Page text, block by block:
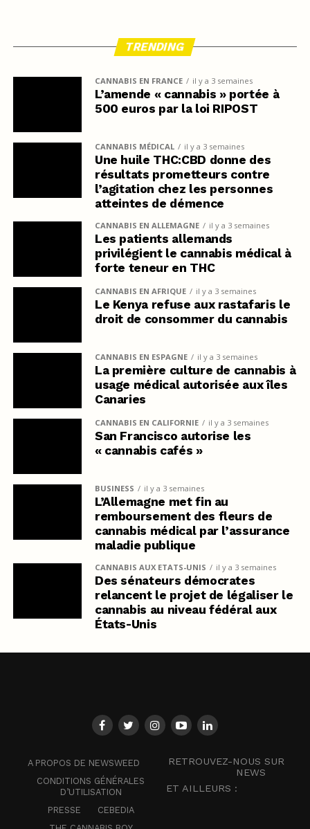
TRENDING
CANNABIS EN FRANCE il y a 3 semaines
L’amende « cannabis » portée à
500 euros par la loi RIPOST
CANNABIS MÉDICAL il y a 3 semaines
Une huile THC:CBD donne des
résultats prometteurs contre
l’agitation chez les personnes
atteintes de démence
CANNABIS EN ALLEMAGNE il y a 3 semaines
Les patients allemands
privilégient le cannabis médical à
forte teneur en THC
CANNABIS EN AFRIQUE il y a 3 semaines
Le Kenya refuse aux rastafaris le
droit de consommer du cannabis
CANNABIS EN ESPAGNE il y a 3 semaines
La première culture de cannabis à
usage médical autorisée aux îles
Canaries
CANNABIS EN CALIFORNIE il y a 3 semaines
San Francisco autorise les
« cannabis cafés »
BUSINESS il y a 3 semaines
L’Allemagne met fin au
remboursement des fleurs de
cannabis médical par l’assurance
maladie publique
CANNABIS AUX ETATS-UNIS il y a 3 semaines
Des sénateurs démocrates
relancent le projet de légaliser le
cannabis au niveau fédéral aux
États-Unis
A PROPOS DE NEWSWEED
CONDITIONS GÉNÉRALES
D’UTILISATION
PRESSE
CEBEDIA
RETROUVEZ-NOUS SUR
NEWS
ET AILLEURS :